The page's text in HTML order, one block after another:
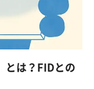
とは？FIDとの